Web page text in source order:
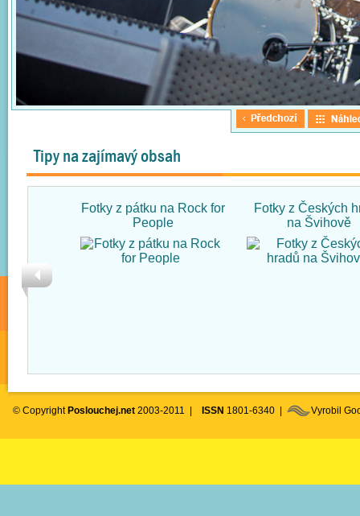
Tipy na zajímavý obsah
Fotky z pátku na Rock for
People
Fotky z Českých
na Švihově
© Copyright Poslouchej.net 2003-2011 | ISSN 1801-6340 | Vyrobil